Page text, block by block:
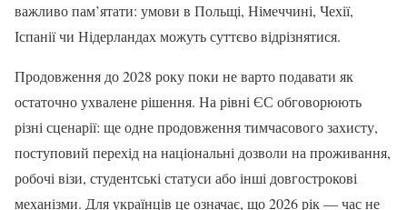
важливо пам’ятати: умови в Польщі, Німеччині, Чехії,
Іспанії чи Нідерландах можуть суттєво відрізнятися.
Продовження до 2028 року поки не варто подавати як
остаточно ухвалене рішення. На рівні ЄС обговорюють
різні сценарії: ще одне продовження тимчасового захисту,
поступовий перехід на національні дозволи на проживання,
робочі візи, студентські статуси або інші довгострокові
механізми. Для українців це означає, що 2026 рік — час не